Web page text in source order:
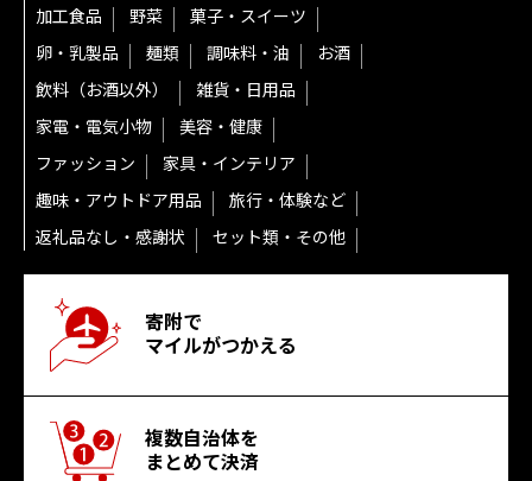
加工食品
野菜
菓子・スイーツ
卵・乳製品
麺類 調味料・油
お酒
飲料（お酒以外）
雑貨・日用品
家電・電気小物
美容・健康
ファッション
家具・インテリア
趣味・アウトドア用品
旅行・体験など
返礼品なし・感謝状
セット類・その他
寄附で
マイルがつかえる
複数自治体を
まとめて決済